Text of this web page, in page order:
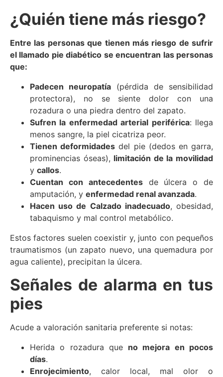
¿Quién tiene más riesgo?
Entre las personas que tienen más riesgo de sufrir
el llamado pie diabético se encuentran las personas
que:
Padecen neuropatía (pérdida de sensibilidad
protectora), no se siente dolor con una
rozadura o una piedra dentro del zapato.
Sufren la enfermedad arterial periférica: llega
menos sangre, la piel cicatriza peor.
Tienen deformidades del pie (dedos en garra,
prominencias óseas), limitación de la movilidad
y callos.
Cuentan con antecedentesde úlcera o de
amputación, y enfermedad renal avanzada.
Hacen uso de Calzado inadecuado, obesidad,
tabaquismo y mal control metabólico.
Estos factores suelen coexistir y, junto con pequeños
traumatismos (un zapato nuevo, una quemadura por
agua caliente), precipitan la úlcera.
Señales de alarma en tus
pies
Acude a valoración sanitaria preferente si notas:
Herida o rozadura que no mejora en pocos
días.
Enrojecimiento, calor local, mal olor o